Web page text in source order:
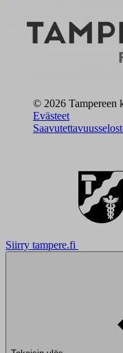
© 2026 Tampereen
Evästeet
Siirry tampere.fi